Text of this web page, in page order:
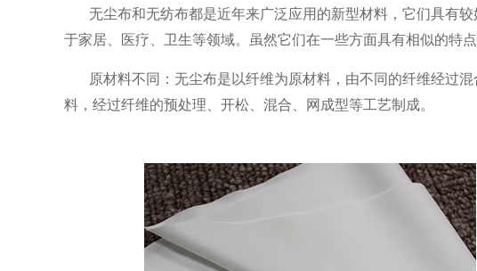
无尘布和无纺布都是近年来广泛应用的新型材料，它们具有
于家居、医疗、卫生等领域。虽然它们在一些方面具有相似的特
原材料不同：无尘布是以纤维为原材料，由不同的纤维经过
料，经过纤维的预处理、开松、混合、网成型等工艺制成。